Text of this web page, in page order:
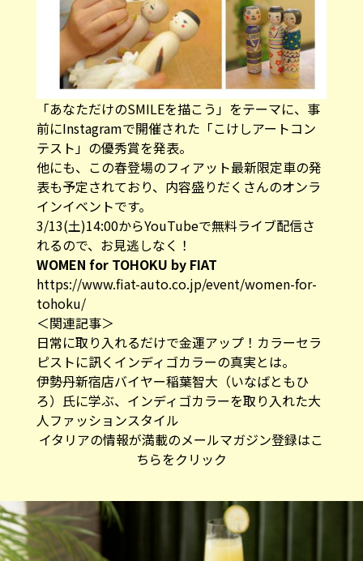
「あなただけのSMILEを描こう」をテーマに、事
前にInstagramで開催された「こけしアートコン
テスト」の優秀賞を発表。
他にも、この春登場のフィアット最新限定車の発
表も予定されており、内容盛りだくさんのオンラ
インイベントです。
3/13(土)14:00からYouTubeで無料ライブ配信さ
れるので、お見逃しなく！
WOMEN for TOHOKU by FIAT
https://www.fiat-auto.co.jp/event/women-for-
tohoku/
＜関連記事＞
日常に取り入れるだけで金運アップ！カラーセラ
ピストに訊くインディゴカラーの真実とは。
伊勢丹新宿店バイヤー稲葉智大（いなばともひ
ろ）氏に学ぶ、インディゴカラーを取り入れた大
人ファッションスタイル
イタリアの情報が満載のメールマガジン登録はこ
ちらをクリック